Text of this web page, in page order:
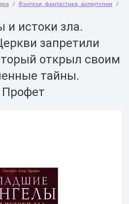
Фэнтези, фантастика, антиутопии
и истоки зла.
запретили
открыл своим
тайны.
Профет